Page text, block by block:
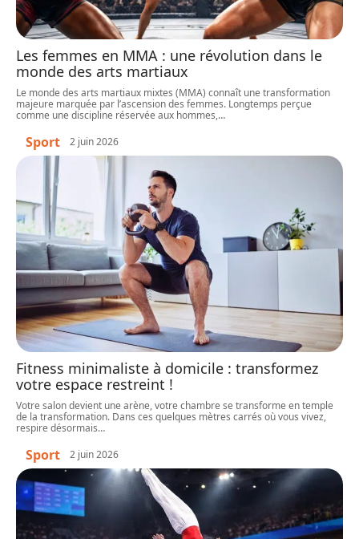
Les femmes en MMA : une révolution dans le
monde des arts martiaux
Le monde des arts martiaux mixtes (MMA) connaît une transformation
majeure marquée par l’ascension des femmes. Longtemps perçue
comme une discipline réservée aux hommes,…
Sport 2 juin 2026
Fitness minimaliste à domicile : transformez
votre espace restreint !
Votre salon devient une arène, votre chambre se transforme en temple
de la transformation. Dans ces quelques mètres carrés où vous vivez,
respire désormais…
Sport 2 juin 2026